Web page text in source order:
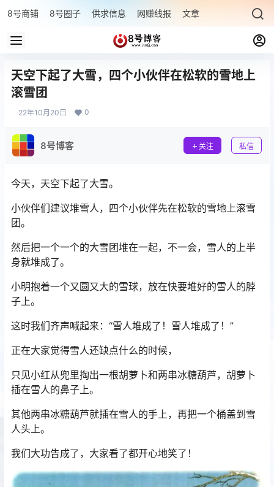
8号商铺 8号圈子 供求信息 网赚线报 文章专题 最新文章
天空下起了大雪，四个小伙伴在松软的雪地上
滚雪团
22年10月20日 0
8号博客 关注 私信
今天，天空下起了大雪。
小伙伴们建议堆雪人，四个小伙伴先在松软的雪地上滚雪
团。
然后把一个一个的大雪团堆在一起，不一会，雪人的上半
身就堆成了。
小明抱着一个又圆又大的雪球，放在快要堆好的雪人的脖
子上。
这时我们齐声喊起来：“雪人堆成了！雪人堆成了！”
正在大家觉得雪人还缺点什么的时候，
只见小红从兜里掏出一根胡萝卜和两串冰糖葫芦，胡萝卜
插在雪人的鼻子上。
其他两串冰糖葫芦就插在雪人的手上，再把一个桶盖到雪
人头上。
我们大功告成了，大家看了都开心地笑了！